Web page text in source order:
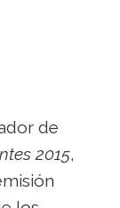
de
2015,